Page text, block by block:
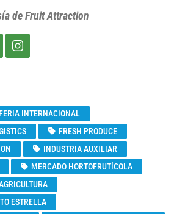
de Fruit Attraction
FERIA INTERNACIONAL
FRESH PRODUCE
INDUSTRIA AUXILIAR
MERCADO HORTOFRUTÍCOLA
ESTRELLA